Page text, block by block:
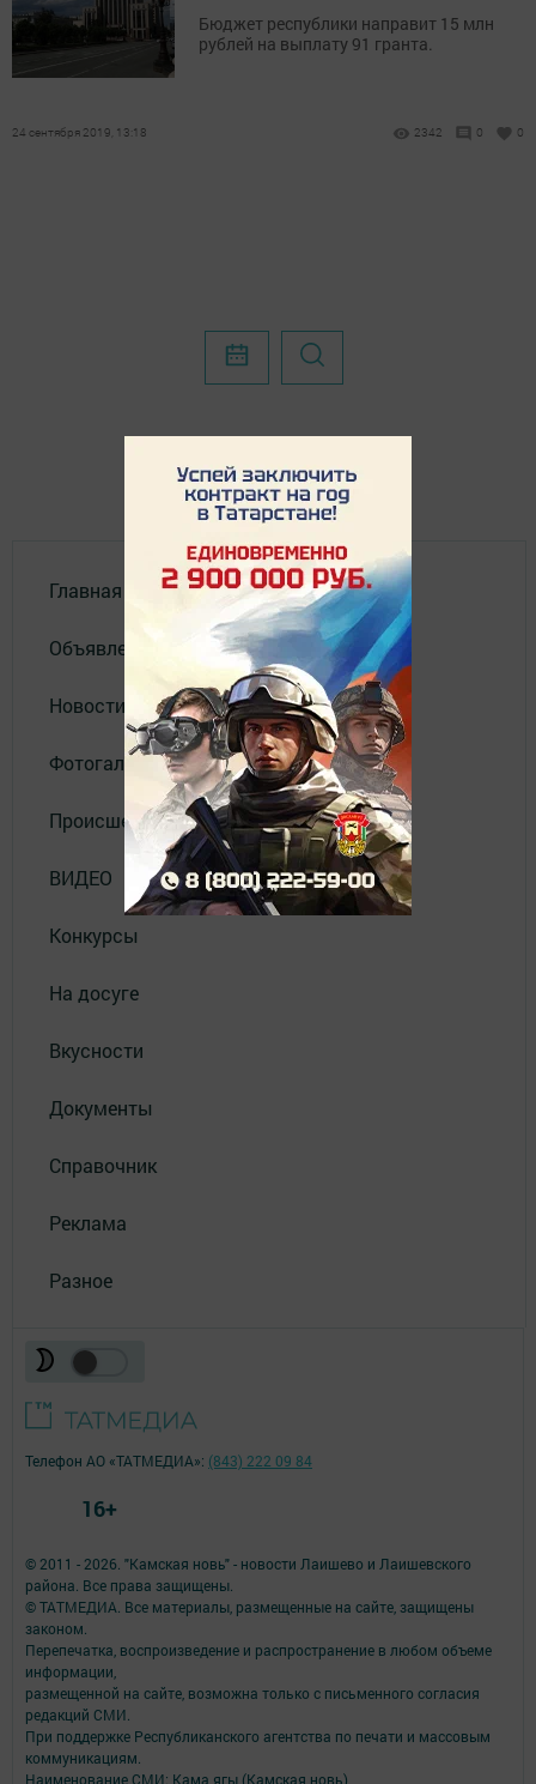
Бюджет республики направит 15 млн
рублей на выплату 91 гранта.
24 сентября 2019, 13:18 2342 0 0
Главная
Объявления
Новости
Фотогалерея
Происшествия
ВИДЕО
Конкурсы
На досуге
Вкусности
Документы
Справочник
Реклама
Разное
© 2011 - 2026. "Камская новь" - новости Лаишево и Лаишевского
района. Все права защищены.
© ТАТМЕДИА. Все материалы, размещенные на сайте, защищены
законом.
Перепечатка, воспроизведение и распространение в любом объеме
информации,
размещенной на сайте, возможна только с письменного согласия
редакций СМИ.
При поддержке Республиканского агентства по печати и массовым
коммуникациям.
Наименование СМИ: Кама ягы (Камская новь)
Телефон АО «ТАТМЕДИА»: (843) 222 09 84
16+